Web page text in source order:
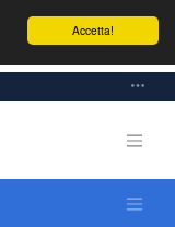
Accetta!